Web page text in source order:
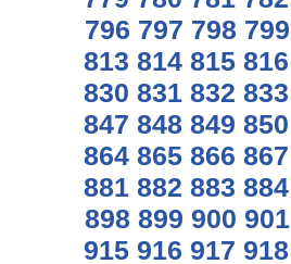
796 797 798 799
813 814 815 816
830 831 832 833
847 848 849 850
864 865 866 867
881 882 883 884
898 899 900 901
915 916 917 918